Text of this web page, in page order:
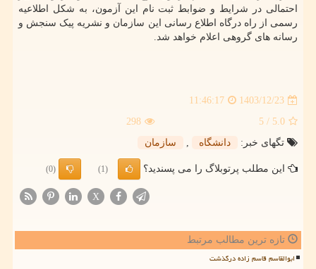
احتمالی در شرایط و ضوابط ثبت نام این آزمون، به شکل اطلاعیه
رسمی از راه درگاه اطلاع رسانی این سازمان و نشریه پیک سنجش و
رسانه های گروهی اعلام خواهد شد.
1403/12/23
11:46:17
5.0
/ 5
298
تگهای خبر:
دانشگاه , سازمان
این مطلب پرتوبلاگ را می پسندید؟ (1)
(0)
X
تازه ترین مطالب مرتبط
ابوالقاسم قاسم زاده درگذشت